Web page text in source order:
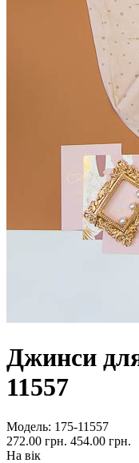
Джинси
11557
Модель: 175-11557
272.00 грн. 454.00 грн.
На вік